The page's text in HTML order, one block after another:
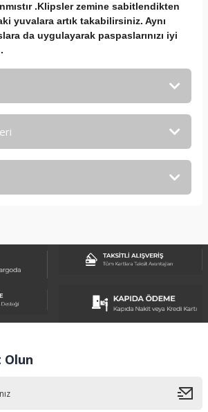
.Klipsler zemine sabitlendikten
yuvalara artık takabilirsiniz. Aynı
da uygulayarak paspaslarınızı iyi
için teşekkür ederiz.
eksik bilgiler bulunuyor.
bulunuyor.
alternatifler olmalı.
Olun